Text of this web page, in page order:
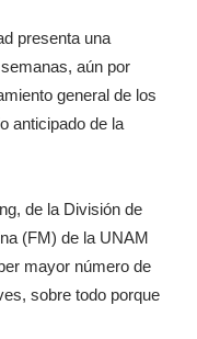
presenta una
aún por
general de los
anticipado de la
de la División de
(FM) de la UNAM
mayor número de
sobre todo porque